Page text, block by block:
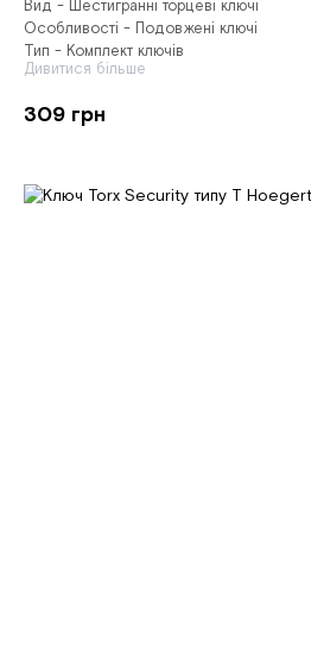
Вид - Шестигранні торцеві ключі
Особливості - Подовжені ключі
Тип - Комплект ключів
Дивитися більше
309 грн